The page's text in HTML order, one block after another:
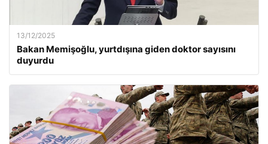
13/12/2025
Bakan Memişoğlu, yurtdışına giden doktor sayısını
duyurdu